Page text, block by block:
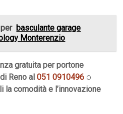
basculante garage
Monterenzio
gratuita per portone
Reno al051 0910496 o
la comodità e l’innovazione